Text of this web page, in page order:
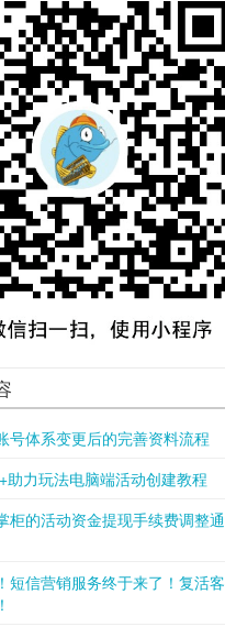
号体系变更后的完善资料流程
助力玩法电脑端活动创建教程
柜的活动资金提现手续费调整通
短信营销服务终于来了！复活客